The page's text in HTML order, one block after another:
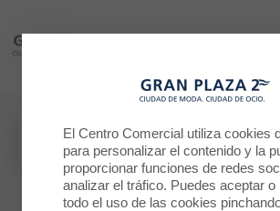
Gran Plaza 2
Gran Plaza 2
El Centro Comercial utiliza cookies
para personalizar el contenido y la
proporcionar funciones de redes
analizar el tráfico. Puedes aceptar o
todo el uso de las cookies